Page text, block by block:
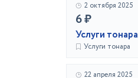
2 октября 2025
6 ₽
Услуги тонара
Услуги тонара
22 апреля 2025